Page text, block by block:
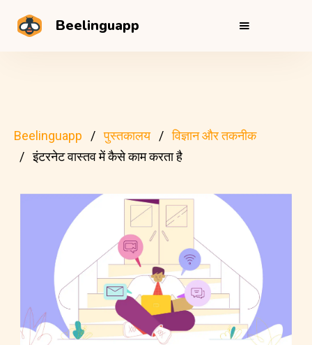
Beelinguapp
Beelinguapp पुस्तकालय
विज्ञान और तकनीक
इंटरनेट वास्तव में कैसे काम करता है